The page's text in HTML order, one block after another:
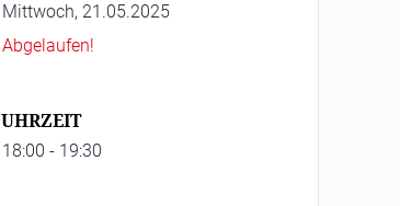
Mittwoch, 21.05.2025
Abgelaufen!
UHRZEIT
18:00 - 19:30